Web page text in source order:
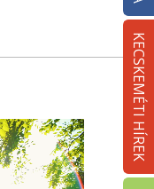
KECSKEMÉTI HÍREK